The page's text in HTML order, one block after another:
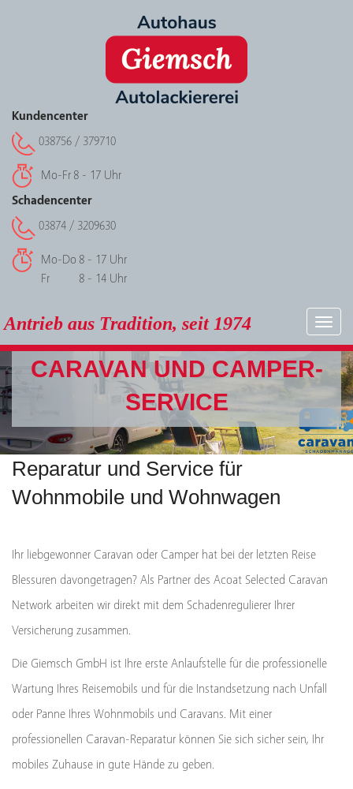
Kundencenter
038756 / 379710
Mo-Fr 8 - 17 Uhr
Schadencenter
03874 / 3209630
Mo-Do 8 - 17 Uhr
Fr
8 - 14 Uhr
Antrieb aus Tradition, seit 1974
CARAVAN UND CAMPER-
SERVICE
Reparatur und Service für
Wohnmobile und Wohnwagen
Ihr liebgewonner Caravan oder Camper hat bei der letzten Reise
Blessuren davongetragen? Als Partner des Acoat Selected Caravan
Network arbeiten wir direkt mit dem Schadenregulierer Ihrer
Versicherung zusammen.
Die Giemsch GmbH ist Ihre erste Anlaufstelle für die professionelle
Wartung Ihres Reisemobils und für die Instandsetzung nach Unfall
oder Panne Ihres Wohnmobils und Caravans. Mit einer
professionellen Caravan-Reparatur können Sie sich sicher sein, Ihr
mobiles Zuhause in gute Hände zu geben.